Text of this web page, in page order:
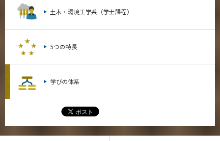
土木・環境工学系（学士課程）
5つの特長
学びの体系